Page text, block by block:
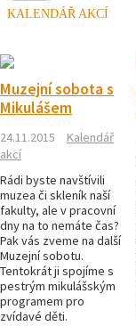
KALENDÁŘ AKCÍ
Muzejní sobota s
Mikulášem
24.11.2015
Kalendář
akcí
Rádi byste navštívili
muzea či skleník naší
fakulty, ale v pracovní
dny na to nemáte čas?
Pak vás zveme na další
Muzejní sobotu.
Tentokrát ji spojíme s
pestrým mikulášským
programem pro
zvídavé děti.